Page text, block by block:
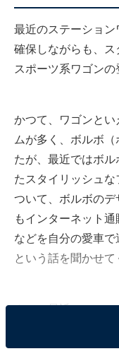
最近のステーショ
確保しながらも、
スポーツ系ワゴンの
かつて、ワゴンと
ムが多く、ボルボ
たが、最近ではボ
たスタイリッシュ
ついて、ボルボの
もインターネット
などを自分の愛車で
という話を聞かせて
さて、最近のステ
なフォルムにスイ
えているためかど